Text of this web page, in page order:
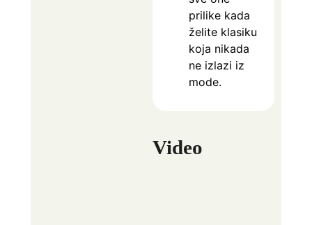
prilike kada
želite klasiku
koja nikada
ne izlazi iz
mode.
Video